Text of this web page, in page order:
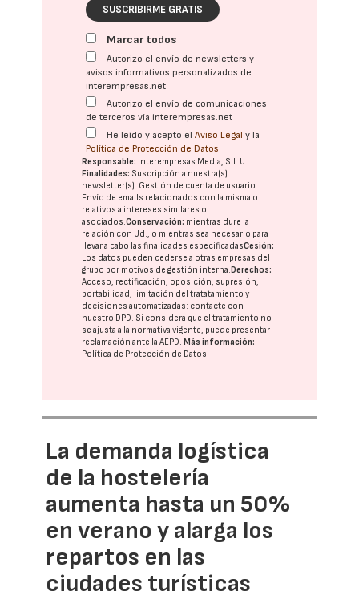
SUSCRIBIRME GRATIS
Marcar todos
Autorizo el envío de newsletters y
avisos informativos personalizados de
interempresas.net
Autorizo el envío de comunicaciones
de terceros vía interempresas.net
He leído y acepto elAviso Legal y la
Política de Protección de Datos
Responsable: Interempresas Media, S.L.U.
Finalidades: Suscripción a nuestra(s)
newsletter(s). Gestión de cuenta de usuario.
Envío de emails relacionados con la misma o
relativos a intereses similares o
asociados.Conservación: mientras dure la
relación con Ud., o mientras sea necesario para
llevar a cabo las finalidades especificadasCesión:
Los datos pueden cederse a otras empresas del
grupo por motivos de gestión interna.Derechos:
Acceso, rectificación, oposición, supresión,
portabilidad, limitación del tratatamiento y
decisiones automatizadas: contacte con
nuestro DPD. Si considera que el tratamiento no
se ajusta a la normativa vigente, puede presentar
reclamación ante laAEPD.Más información:
Política de Protección de Datos
La demanda logística
de la hostelería
aumenta hasta un 50%
en verano y alarga los
repartos en las
ciudades turísticas